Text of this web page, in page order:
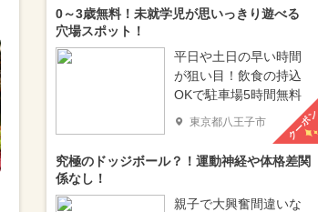
0～3歳無料！未就学児が思いっきり遊べる
穴場スポット！
平日や土日の早い時間
が狙い目！飲食の持込
OKで駐車場5時間無料
東京都八王子市 クーポン
究極のドッジボール？！運動神経や体格差関
係なし！
親子で大興奮間違いな